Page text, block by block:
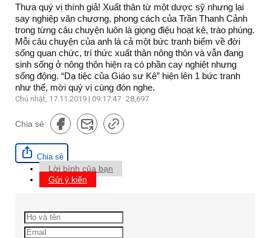
Thưa quý vị thính giả! Xuất thân từ một dược sỹ nhưng lại
say nghiệp văn chương, phong cách của Trần Thanh Cảnh
trong từng câu chuyện luôn là giọng điệu hoạt kê, trào phúng.
Mỗi câu chuyện của anh là cả một bức tranh biếm về đời
sống quan chức, trí thức xuất thân nông thôn và vẫn đang
sinh sống ở nông thôn hiện ra có phần cay nghiệt nhưng
sống động. “Dạ tiệc của Giáo sư Kê” hiện lên 1 bức tranh
như thế, mời quý vị cùng đón nghe.
Chủ nhật, 17.11.2019 | 09:17:47 28,697
Chia sẻ
Chia sẻ
Lời bình của bạn
Gửi ý kiến